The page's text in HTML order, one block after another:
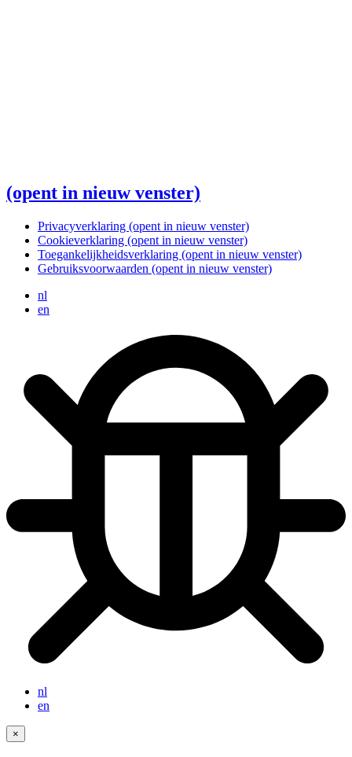
(opent in nieuw venster)
Privacyverklaring (opent in nieuw venster)
Cookieverklaring (opent in nieuw venster)
Toegankelijkheidsverklaring (opent in nieuw venster)
Gebruiksvoorwaarden (opent in nieuw venster)
nl
en
nl
en
×